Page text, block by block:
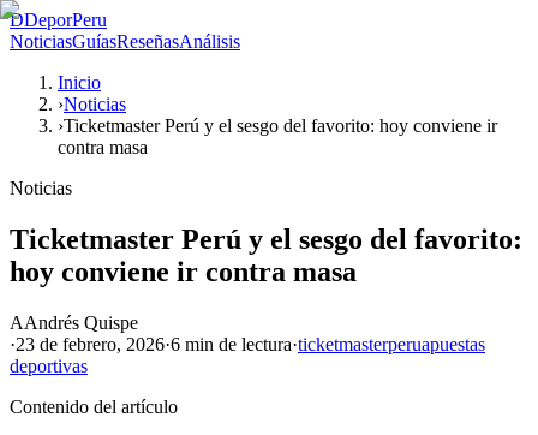
DDeporPeru
NoticiasGuíasReseñasAnálisis
Inicio
›Noticias
›Ticketmaster Perú y el sesgo del favorito: hoy conviene ir
contra masa
Noticias
Ticketmaster Perú y el sesgo del favorito:
hoy conviene ir contra masa
AAndrés Quispe
·23 de febrero, 2026·6 min de lectura·ticketmasterperuapuestas
deportivas
Contenido del artículo